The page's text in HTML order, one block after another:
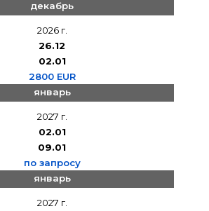
декабрь
2026 г.
26.12
02.01
2800 EUR
январь
2027 г.
02.01
09.01
по запросу
январь
2027 г.